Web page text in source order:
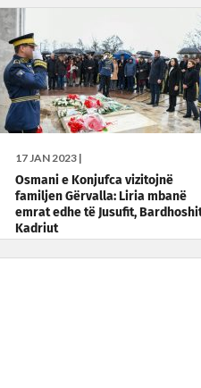
17 JAN 2023 |
Osmani e Konjufca vizitojnë
familjen Gërvalla: Liria mbanë
emrat edhe të Jusufit,
Kadriut